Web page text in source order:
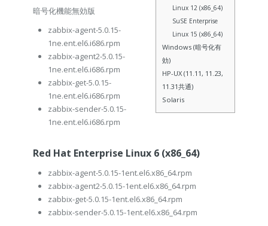
Linux 12 (x86_64)
SuSE Enterprise
Linux 15 (x86_64)
Windows (暗号化有
効)
HP-UX (11.11, 11.23,
11.31共通)
Solaris
暗号化機能無効版
zabbix-agent-5.0.15-
1ne.ent.el6.i686.rpm
zabbix-agent2-5.0.15-
1ne.ent.el6.i686.rpm
zabbix-get-5.0.15-
1ne.ent.el6.i686.rpm
zabbix-sender-5.0.15-
1ne.ent.el6.i686.rpm
Red Hat Enterprise Linux 6 (x86_64)
zabbix-agent-5.0.15-1ent.el6.x86_64.rpm
zabbix-agent2-5.0.15-1ent.el6.x86_64.rpm
zabbix-get-5.0.15-1ent.el6.x86_64.rpm
zabbix-sender-5.0.15-1ent.el6.x86_64.rpm